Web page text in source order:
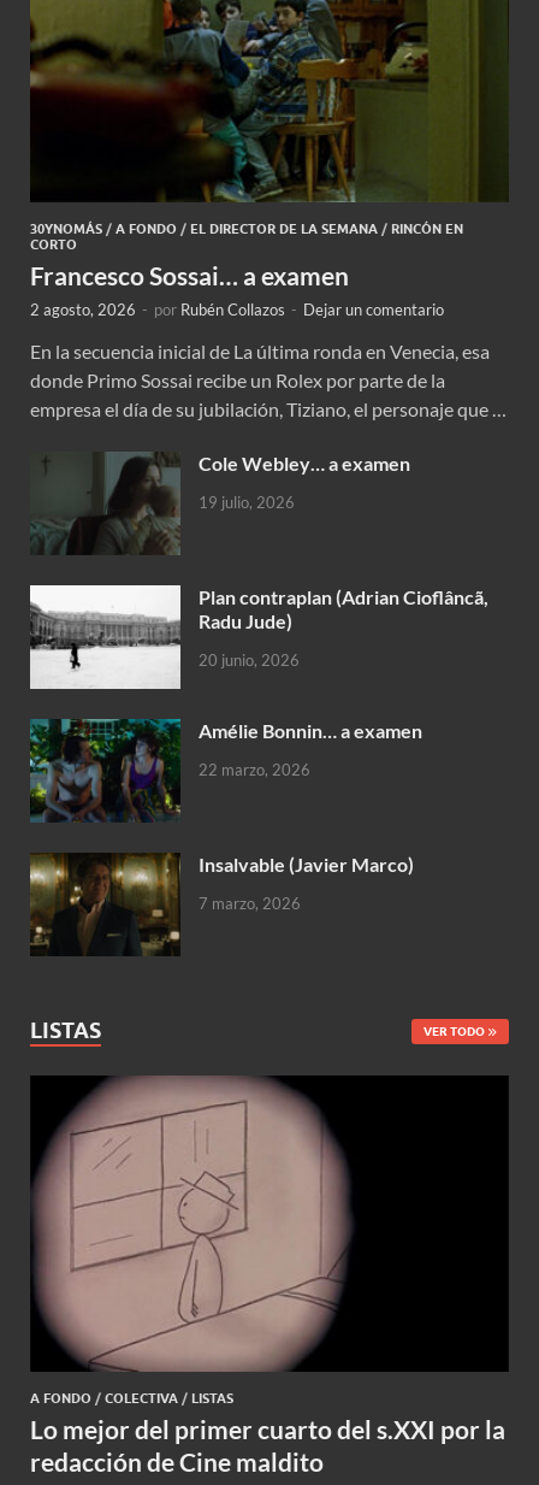
30YNOMÁS / A FONDO / EL DIRECTOR DE LA SEMANA / RINCÓN EN
CORTO
Francesco Sossai… a examen
2 agosto, 2026 - por Rubén Collazos - Dejar un comentario
En la secuencia inicial de La última ronda en Venecia, esa
donde Primo Sossai recibe un Rolex por parte de la
empresa el día de su jubilación, Tiziano, el personaje que …
Cole Webley… a examen
19 julio, 2026
Plan contraplan (Adrian Cioflâncã,
Radu Jude)
20 junio, 2026
Amélie Bonnin… a examen
22 marzo, 2026
Insalvable (Javier Marco)
7 marzo, 2026
LISTAS VER TODO
A FONDO / COLECTIVA / LISTAS
Lo mejor del primer cuarto del s.XXI por la
redacción de Cine maldito